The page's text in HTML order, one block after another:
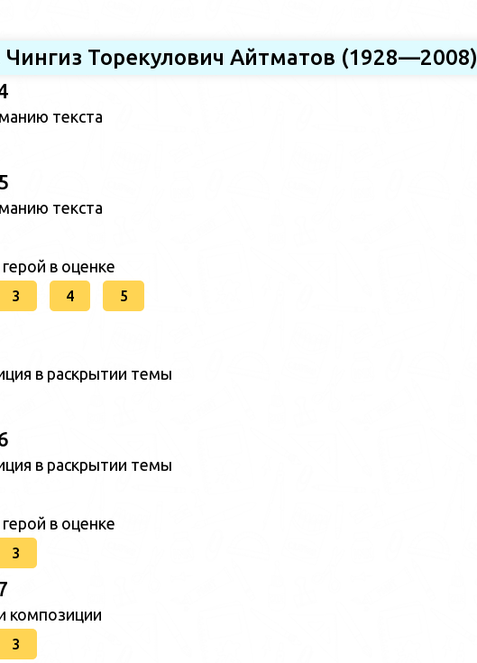
Чингиз Торекулович Айтматов (1928—2008)
текста
текста
в оценке
3 4 5
в раскрытии темы
в раскрытии темы
в оценке
3
композиции
3